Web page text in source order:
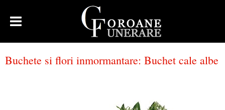
Buchete si flori inmormantare: Buchet cale albe